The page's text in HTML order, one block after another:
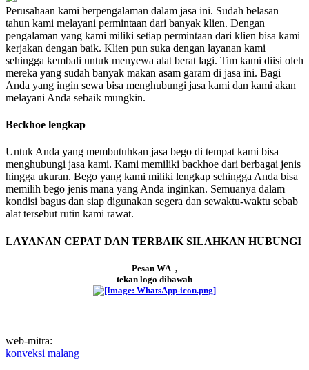
Perusahaan kami berpengalaman dalam jasa ini. Sudah belasan
tahun kami melayani permintaan dari banyak klien. Dengan
pengalaman yang kami miliki setiap permintaan dari klien bisa kami
kerjakan dengan baik. Klien pun suka dengan layanan kami
sehingga kembali untuk menyewa alat berat lagi. Tim kami diisi oleh
mereka yang sudah banyak makan asam garam di jasa ini. Bagi
Anda yang ingin sewa bisa menghubungi jasa kami dan kami akan
melayani Anda sebaik mungkin.
Beckhoe lengkap
Untuk Anda yang membutuhkan jasa bego di tempat kami bisa
menghubungi jasa kami. Kami memiliki backhoe dari berbagai jenis
hingga ukuran. Bego yang kami miliki lengkap sehingga Anda bisa
memilih bego jenis mana yang Anda inginkan. Semuanya dalam
kondisi bagus dan siap digunakan segera dan sewaktu-waktu sebab
alat tersebut rutin kami rawat.
LAYANAN CEPAT DAN TERBAIK SILAHKAN HUBUNGI
Pesan WA ,
tekan logo dibawah
web-mitra:
konveksi malang